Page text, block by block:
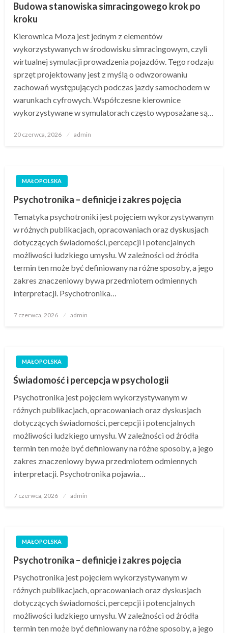
Budowa stanowiska simracingowego krok po
kroku
Kierownica Moza jest jednym z elementów
wykorzystywanych w środowisku simracingowym, czyli
wirtualnej symulacji prowadzenia pojazdów. Tego rodzaju
sprzęt projektowany jest z myślą o odwzorowaniu
zachowań występujących podczas jazdy samochodem w
warunkach cyfrowych. Współczesne kierownice
wykorzystywane w symulatorach często wyposażane są…
Opublikowane
20 czerwca, 2026 admin
MAŁOPOLSKA
Psychotronika – definicje i zakres pojęcia
Tematyka psychotroniki jest pojęciem wykorzystywanym
w różnych publikacjach, opracowaniach oraz dyskusjach
dotyczących świadomości, percepcji i potencjalnych
możliwości ludzkiego umysłu. W zależności od źródła
termin ten może być definiowany na różne sposoby, a jego
zakres znaczeniowy bywa przedmiotem odmiennych
interpretacji. Psychotronika…
Opublikowane
7 czerwca, 2026 admin
MAŁOPOLSKA
Świadomość i percepcja w psychologii
Psychotronika jest pojęciem wykorzystywanym w
różnych publikacjach, opracowaniach oraz dyskusjach
dotyczących świadomości, percepcji i potencjalnych
możliwości ludzkiego umysłu. W zależności od źródła
termin ten może być definiowany na różne sposoby, a jego
zakres znaczeniowy bywa przedmiotem odmiennych
interpretacji. Psychotronika pojawia…
Opublikowane
7 czerwca, 2026 admin
MAŁOPOLSKA
Psychotronika – definicje i zakres pojęcia
Psychotronika jest pojęciem wykorzystywanym w
różnych publikacjach, opracowaniach oraz dyskusjach
dotyczących świadomości, percepcji i potencjalnych
możliwości ludzkiego umysłu. W zależności od źródła
termin ten może być definiowany na różne sposoby, a jego